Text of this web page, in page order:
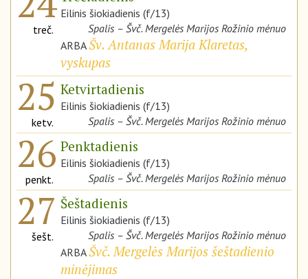
treč.
Eilinis šiokiadienis (f/13)
Spalis – Švč. Mergelės Marijos Rožinio mėnuo
ARBAŠv. Antanas Marija Klaretas,
vyskupas
25
ketv.
Ketvirtadienis
Eilinis šiokiadienis (f/13)
Spalis – Švč. Mergelės Marijos Rožinio mėnuo
26
penkt.
Penktadienis
Eilinis šiokiadienis (f/13)
Spalis – Švč. Mergelės Marijos Rožinio mėnuo
27
šešt.
Šeštadienis
Eilinis šiokiadienis (f/13)
Spalis – Švč. Mergelės Marijos Rožinio mėnuo
ARBAŠvč. Mergelės Marijos šeštadienio
minėjimas